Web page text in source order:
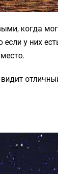
когда
у них